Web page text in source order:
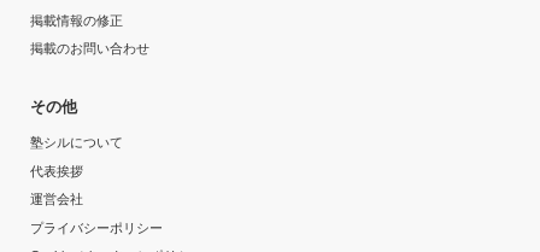
掲載情報の修正
掲載のお問い合わせ
その他
塾シルについて
代表挨拶
運営会社
プライバシーポリシー